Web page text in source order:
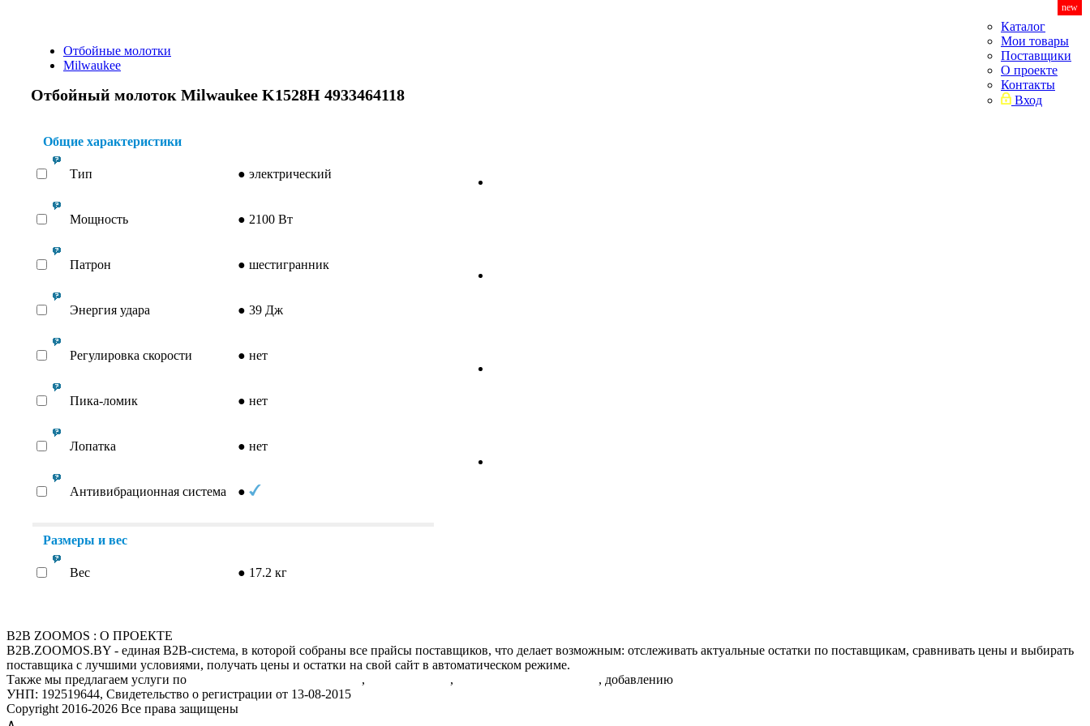
Каталог
new
Мои товары
Поставщики
О проекте
Контакты
Вход
Отбойные молотки
Milwaukee
Отбойный молоток Milwaukee K1528H 4933464118
Общие характеристики
Тип ● электрический
Мощность ● 2100 Вт
Патрон ● шестигранник
Энергия удара ● 39 Дж
Регулировка скорости ● нет
Пика-ломик ● нет
Лопатка ● нет
Антивибрационная система ●
Размеры и вес
Вес ● 17.2 кг
B2B ZOOMOS : О ПРОЕКТЕ
B2B.ZOOMOS.BY - единая B2B-система, в которой собраны все прайсы поставщиков, что делает возможным: отслеживать актуальные остатки по поставщикам, сравнивать цены и выбирать
поставщика с лучшими условиями, получать цены и остатки на свой сайт в автоматическом режиме.
Также мы предлагаем услуги по
, , , добавлению
УНП: 192519644, Свидетельство о регистрации от 13-08-2015
Copyright 2016-2026 Все права защищены